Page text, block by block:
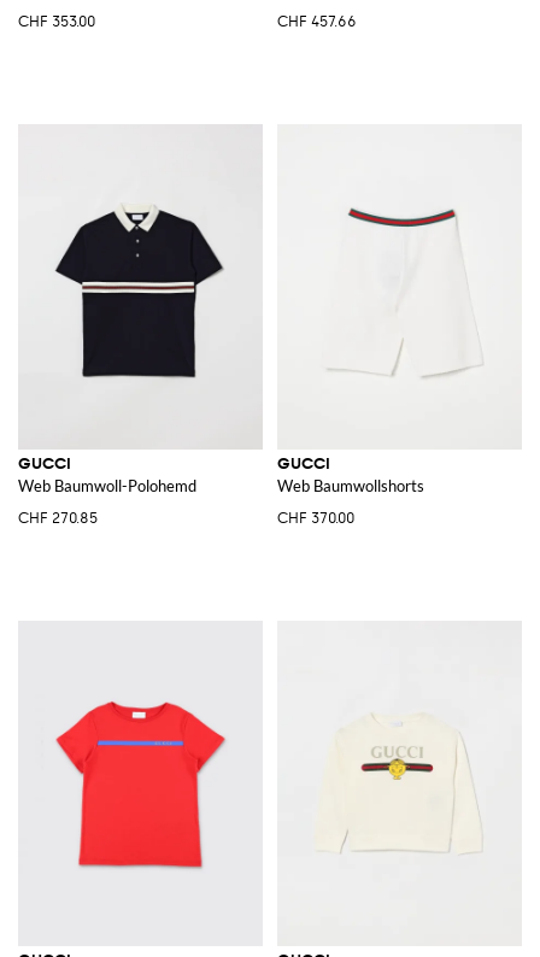
CHF 353.00 CHF 457.66
GUCCI
Web Baumwoll-Polohemd
CHF 270.85
GUCCI
Web Baumwollshorts
CHF 370.00